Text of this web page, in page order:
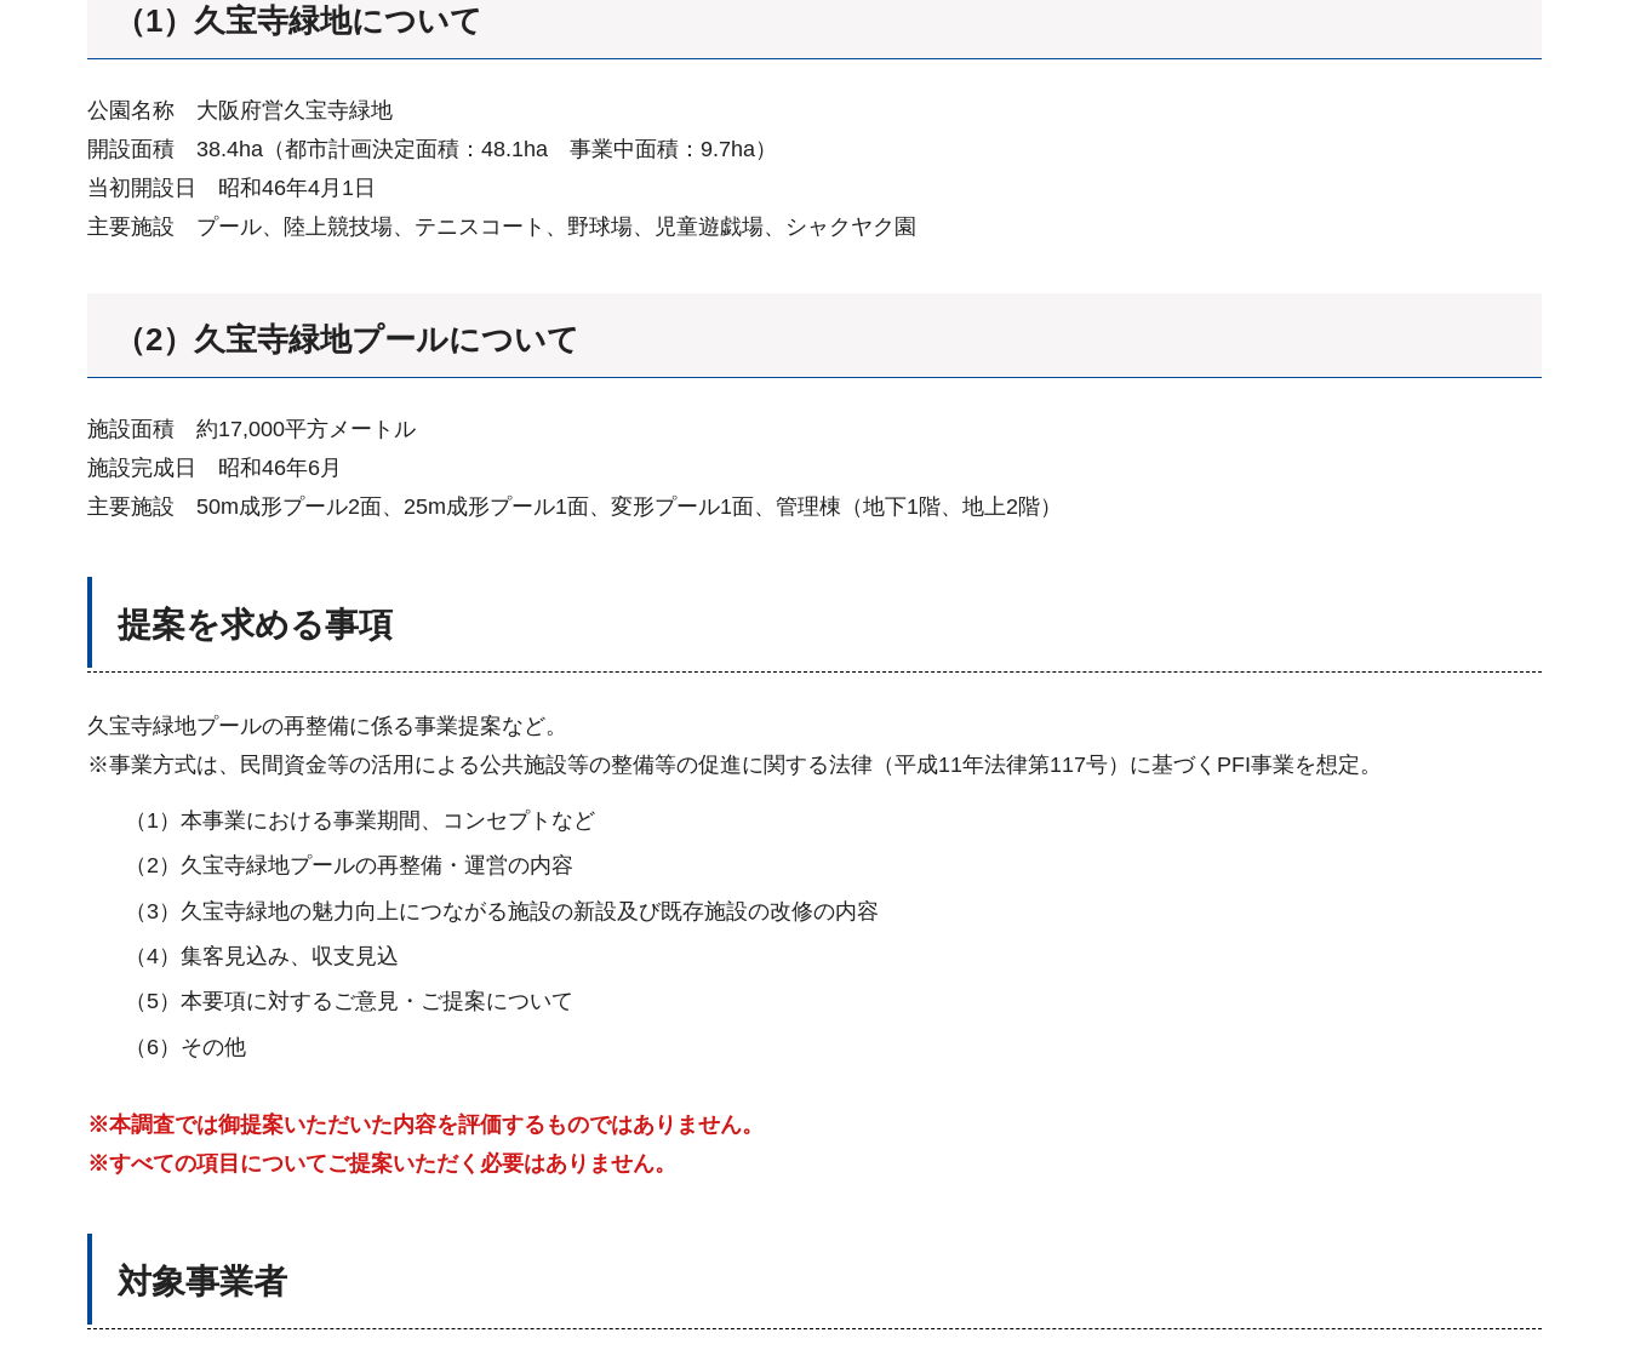
（1）久宝寺緑地について
公園名称 大阪府営久宝寺緑地
開設面積 38.4ha（都市計画決定面積：48.1ha 事業中面積：9.7ha）
当初開設日 昭和46年4月1日
主要施設 プール、陸上競技場、テニスコート、野球場、児童遊戯場、シャクヤク園
（2）久宝寺緑地プールについて
施設面積 約17,000平方メートル
施設完成日 昭和46年6月
主要施設 50m成形プール2面、25m成形プール1面、変形プール1面、管理棟（地下1階、地上2階）
提案を求める事項
久宝寺緑地プールの再整備に係る事業提案など。
※事業方式は、民間資金等の活用による公共施設等の整備等の促進に関する法律（平成11年法律第117号）に基づくPFI事業を想定。
（1）本事業における事業期間、コンセプトなど
（2）久宝寺緑地プールの再整備・運営の内容
（3）久宝寺緑地の魅力向上につながる施設の新設及び既存施設の改修の内容
（4）集客見込み、収支見込
（5）本要項に対するご意見・ご提案について
（6）その他
※本調査では御提案いただいた内容を評価するものではありません。
※すべての項目についてご提案いただく必要はありません。
対象事業者